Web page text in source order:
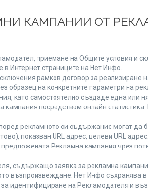
КАМПАНИИ ОТ
приемане на Общите условия и
Интернет страниците на Нет Инфо.
рамков договор за реализиране
на конкретните параметри на
като самостоятелно създаде една или
кампания посредством онлайн
рекламното си съдържание могат да
показван URL адрес, целеви URL адрес.
Рекламна кампания чрез
съдържащо заявка за рекламна
възпроизвеждане. Нет Инфо съхранява
идентифициране на Рекламодателя и